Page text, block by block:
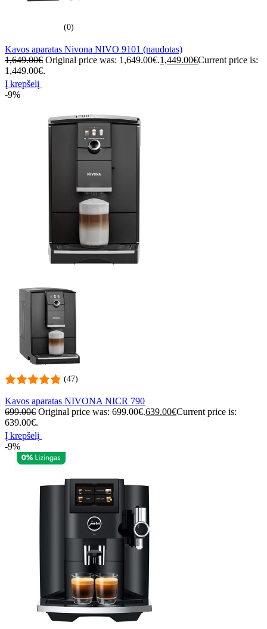
(0)
Kavos aparatas Nivona NIVO 9101 (naudotas)
1,649.00€ Original price was: 1,649.00€.1,449.00€Current price is:
1,449.00€.
Į krepšelį
-9%
(47)
Kavos aparatas NIVONA NICR 790
699.00€ Original price was: 699.00€.639.00€Current price is:
639.00€.
Į krepšelį
-9%